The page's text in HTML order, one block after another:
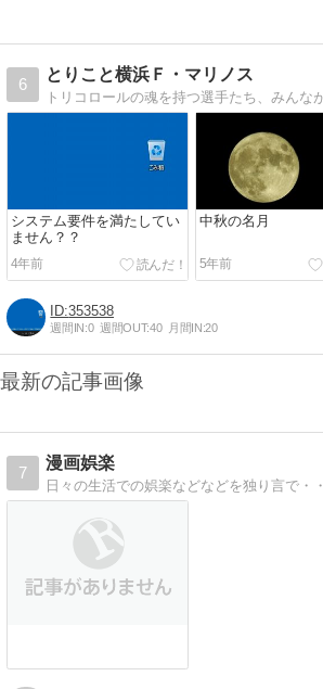
6
とりこと横浜Ｆ・マリノス
システム要件を満たしてい
ません？？
4年前
中秋の名月
5年前
353538
週間IN:0 週間OUT:40 月間IN:20
最新の記事画像
7
漫画娯楽
日々の生活での娯楽などなどを独り言で・・